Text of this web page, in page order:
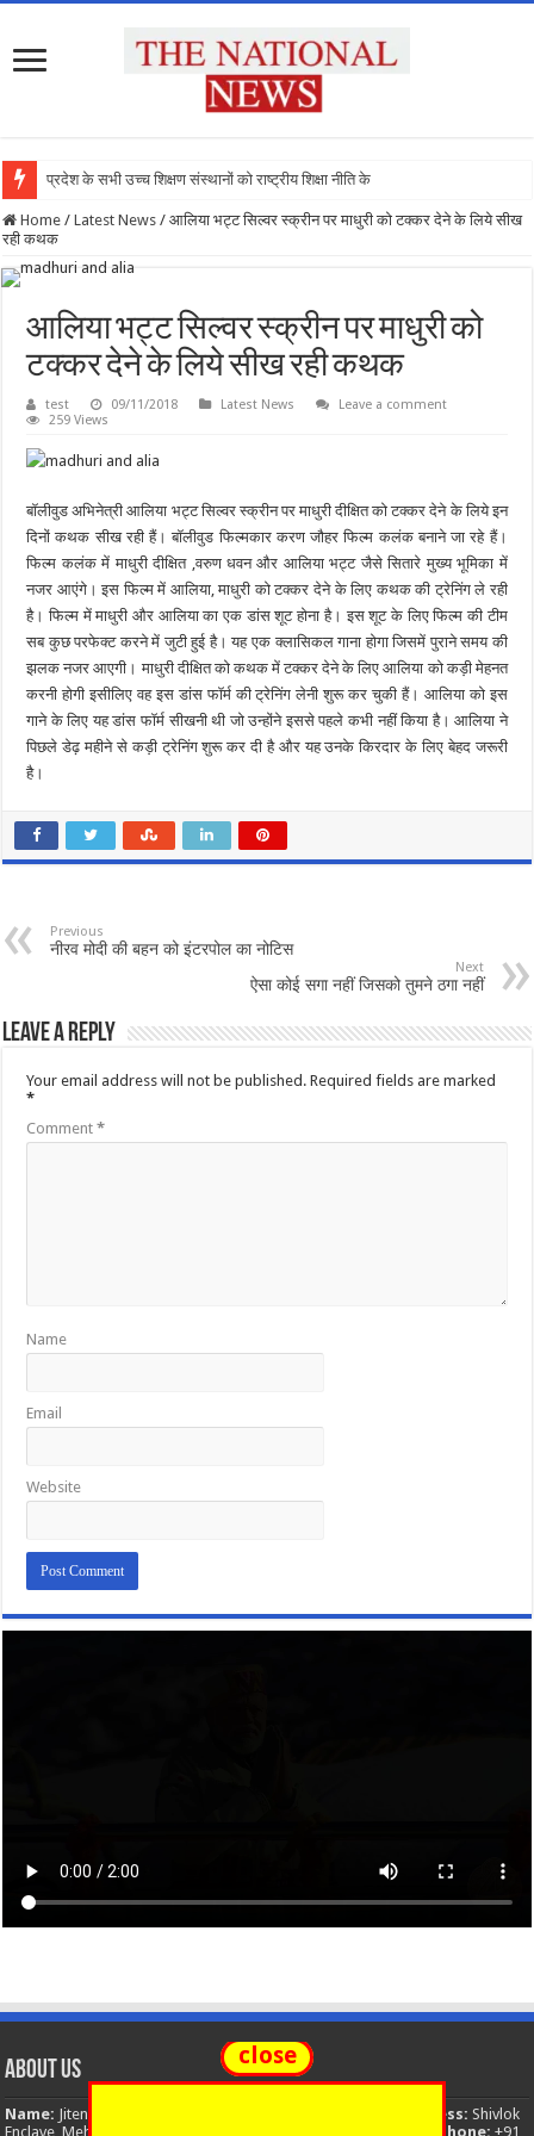
प्रदेश के सभी उच्च शिक्षण संस्थानों को राष्ट्रीय शिक्षा नीति के अनुर
Home / Latest News / आलिया भट्ट सिल्वर स्क्रीन पर माधुरी को टक्कर देने के लिये सीख
रही कथक
आलिया भट्ट सिल्वर स्क्रीन पर माधुरी को
टक्कर देने के लिये सीख रही कथक
test 09/11/2018 Latest News
Leave a comment
259 Views
बॉलीवुड अभिनेत्री आलिया भट्ट सिल्वर स्क्रीन पर माधुरी दीक्षित को टक्कर देने के लिये इन
दिनों कथक सीख रही हैं। बॉलीवुड फिल्मकार करण जौहर फिल्म कलंक बनाने जा रहे हैं।
फिल्म कलंक में माधुरी दीक्षित ,वरुण धवन और आलिया भट्ट जैसे सितारे मुख्य भूमिका में
नजर आएंगे। इस फिल्म में आलिया, माधुरी को टक्कर देने के लिए कथक की ट्रेनिंग ले रही
है। फिल्म में माधुरी और आलिया का एक डांस शूट होना है। इस शूट के लिए फिल्म की टीम
सब कुछ परफेक्ट करने में जुटी हुई है। यह एक क्लासिकल गाना होगा जिसमें पुराने समय की
झलक नजर आएगी। माधुरी दीक्षित को कथक में टक्कर देने के लिए आलिया को कड़ी मेहनत
करनी होगी इसीलिए वह इस डांस फॉर्म की ट्रेनिंग लेनी शुरू कर चुकी हैं। आलिया को इस
गाने के लिए यह डांस फॉर्म सीखनी थी जो उन्होंने इससे पहले कभी नहीं किया है। आलिया ने
पिछले डेढ़ महीने से कड़ी ट्रेनिंग शुरू कर दी है और यह उनके किरदार के लिए बेहद जरूरी
है।
Previous
नीरव मोदी की बहन को इंटरपोल का नोटिस
Next
ऐसा कोई सगा नहीं जिसको तुमने ठगा नहीं
Leave a Reply
Your email address will not be published. Required fields are marked
*
Comment*
Name
Email
Website
About Us
Name: Jitendra Singh Address: Shivlok
Enclave, Mehuwala Mafi, Dehradun, Uttarakhand, 248001, India
Phone: +91
close